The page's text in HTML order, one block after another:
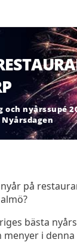
och nyårssupé
på
bästa
menyer i